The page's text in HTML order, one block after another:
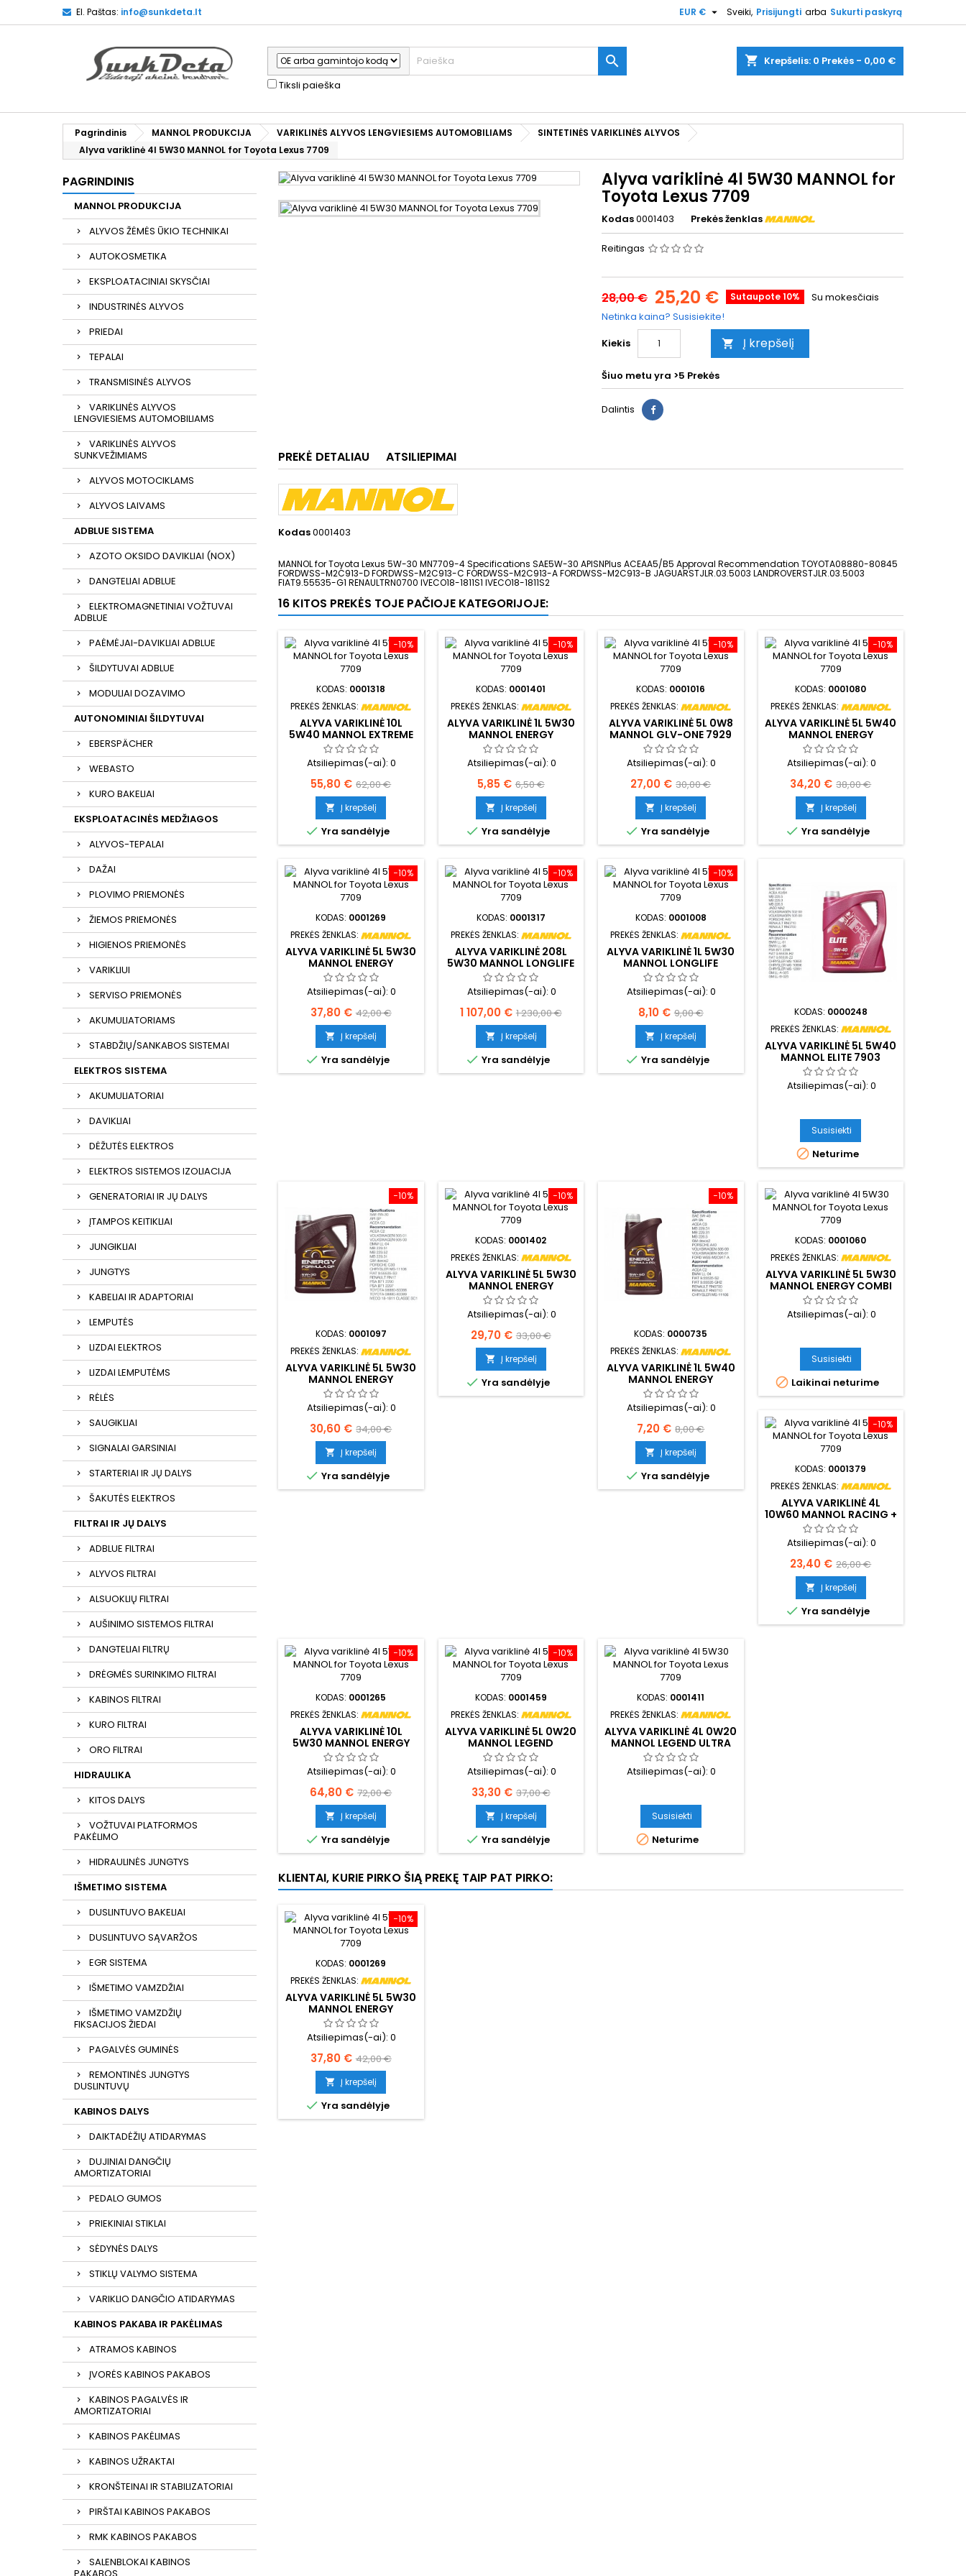
El. Paštas: info@sunkdeta.lt Sveiki, Prisijungti arba Sukurti paskyrą
EUR € 
shopping_cart Krepšelis: 0 Prekės - 0,00 €
Tiksli paieška

Pagrindinis MANNOL PRODUKCIJA VARIKLINĖS ALYVOS LENGVIESIEMS AUTOMOBILIAMS
SINTETINĖS VARIKLINĖS ALYVOS
Alyva variklinė 4l 5W30 MANNOL for Toyota Lexus 7709
PAGRINDINIS
MANNOL PRODUKCIJA
ALYVOS ŽĖMĖS ŪKIO TECHNIKAI
AUTOKOSMETIKA
EKSPLOATACINIAI SKYSČIAI
INDUSTRINĖS ALYVOS
PRIEDAI
TEPALAI
TRANSMISINĖS ALYVOS
VARIKLINĖS ALYVOS
LENGVIESIEMS AUTOMOBILIAMS
VARIKLINĖS ALYVOS
SUNKVEŽIMIAMS
ALYVOS MOTOCIKLAMS
ALYVOS LAIVAMS
ADBLUE SISTEMA
AZOTO OKSIDO DAVIKLIAI (NOX)
DANGTELIAI ADBLUE
ELEKTROMAGNETINIAI VOŽTUVAI
ADBLUE
PAĖMĖJAI-DAVIKLIAI ADBLUE
ŠILDYTUVAI ADBLUE
MODULIAI DOZAVIMO
AUTONOMINIAI ŠILDYTUVAI
EBERSPÄCHER
WEBASTO
KURO BAKELIAI
EKSPLOATACINĖS MEDŽIAGOS
ALYVOS-TEPALAI
DAŽAI
PLOVIMO PRIEMONĖS
ŽIEMOS PRIEMONĖS
HIGIENOS PRIEMONĖS
VARIKLIUI
SERVISO PRIEMONĖS
AKUMULIATORIAMS
STABDŽIŲ/SANKABOS SISTEMAI
ELEKTROS SISTEMA
AKUMULIATORIAI
DAVIKLIAI
DĖŽUTĖS ELEKTROS
ELEKTROS SISTEMOS IZOLIACIJA
GENERATORIAI IR JŲ DALYS
ĮTAMPOS KEITIKLIAI
JUNGIKLIAI
JUNGTYS
KABELIAI IR ADAPTORIAI
LEMPUTĖS
LIZDAI ELEKTROS
LIZDAI LEMPUTĖMS
RĖLĖS
SAUGIKLIAI
SIGNALAI GARSINIAI
STARTERIAI IR JŲ DALYS
ŠAKUTĖS ELEKTROS
FILTRAI IR JŲ DALYS
ADBLUE FILTRAI
ALYVOS FILTRAI
ALSUOKLIŲ FILTRAI
AUŠINIMO SISTEMOS FILTRAI
DANGTELIAI FILTRŲ
DRĖGMĖS SURINKIMO FILTRAI
KABINOS FILTRAI
KURO FILTRAI
ORO FILTRAI
HIDRAULIKA
KITOS DALYS
VOŽTUVAI PLATFORMOS
PAKĖLIMO
HIDRAULINĖS JUNGTYS
IŠMETIMO SISTEMA
DUSLINTUVO BAKELIAI
DUSLINTUVO SĄVARŽOS
EGR SISTEMA
IŠMETIMO VAMZDŽIAI
IŠMETIMO VAMZDŽIŲ
FIKSACIJOS ŽIEDAI
PAGALVĖS GUMINĖS
REMONTINĖS JUNGTYS
DUSLINTUVŲ
KABINOS DALYS
DAIKTADĖŽIŲ ATIDARYMAS
DUJINIAI DANGČIŲ
AMORTIZATORIAI
PEDALO GUMOS
PRIEKINIAI STIKLAI
SĖDYNĖS DALYS
STIKLŲ VALYMO SISTEMA
VARIKLIO DANGČIO ATIDARYMAS
KABINOS PAKABA IR PAKĖLIMAS
ATRAMOS KABINOS
ĮVORĖS KABINOS PAKABOS
KABINOS PAGALVĖS IR
AMORTIZATORIAI
KABINOS PAKĖLIMAS
KABINOS UŽRAKTAI
KRONŠTEINAI IR STABILIZATORIAI
PIRŠTAI KABINOS PAKABOS
RMK KABINOS PAKABOS
SALENBLOKAI KABINOS
Alyva variklinė 4l 5W30 MANNOL for
Toyota Lexus 7709
Kodas0001403 Prekės ženklas
Reitingas
28,00 € 25,20 € Sutaupote 10%
Su mokesčiais
Netinka kaina? Susisiekite!
Kiekis
 Į krepšelį
Šiuo metu yra >5 Prekės
Dalintis
PREKĖ DETALIAU ATSILIEPIMAI
Kodas0001403
MANNOL for Toyota Lexus 5W-30 MN7709-4 Specifications SAE5W-30 APISNPlus ACEAA5/B5 Approval Recommendation TOYOTA08880-80845
FORDWSS-M2C913-D FORDWSS-M2C913-C FORDWSS-M2C913-A FORDWSS-M2C913-B JAGUARSTJLR.03.5003 LANDROVERSTJLR.03.5003
FIAT9.55535-G1 RENAULTRN0700 IVECO18-1811S1 IVECO18-1811S2
16 KITOS PREKĖS TOJE PAČIOJE KATEGORIJOJE:
−10%
KODAS: 0001318
PREKĖS ŽENKLAS:
ALYVA VARIKLINĖ 10L
5W40 MANNOL EXTREME
7915
Atsiliepimas(-ai):0
Kaina
55,80 € Bazinė
kaina
62,00 €
 Į krepšelį
 Yra sandėlyje
−10%
KODAS: 0001401
PREKĖS ŽENKLAS:
ALYVA VARIKLINĖ 1L 5W30
MANNOL ENERGY
FORMULA FR 7707
Atsiliepimas(-ai): 0
Kaina
5,85 € Bazinė
kaina
6,50 €
 Į krepšelį
 Yra sandėlyje
−10%
KODAS: 0001016
PREKĖS ŽENKLAS:
ALYVA VARIKLINĖ 5L 0W8
MANNOL GLV-ONE 7929
Atsiliepimas(-ai):0
Kaina
27,00 € Bazinė
kaina
30,00 €
 Į krepšelį
 Yra sandėlyje
−10%
KODAS: 0001080
PREKĖS ŽENKLAS:
ALYVA VARIKLINĖ 5L 5W40
MANNOL ENERGY
FORMULA PD 7913
Atsiliepimas(-ai): 0
Kaina
34,20 € Bazinė
kaina
38,00 €
 Į krepšelį
 Yra sandėlyje
−10%
KODAS: 0001269
PREKĖS ŽENKLAS:
ALYVA VARIKLINĖ 5L 5W30
MANNOL ENERGY
FORMULA C4 7917
Atsiliepimas(-ai):0
Kaina
37,80 € Bazinė
kaina
42,00 €
 Į krepšelį
 Yra sandėlyje
−10%
KODAS: 0001317
PREKĖS ŽENKLAS:
ALYVA VARIKLINĖ 208L
5W30 MANNOL LONGLIFE
504/507 7715
Atsiliepimas(-ai): 0
Kaina
1 107,00 € Bazinė
kaina
1 230,00 €
 Į krepšelį
 Yra sandėlyje
−10%
KODAS: 0001008
PREKĖS ŽENKLAS:
ALYVA VARIKLINĖ 1L 5W30
MANNOL LONGLIFE
504/507 7715
Atsiliepimas(-ai):0
Kaina
8,10 € Bazinė
kaina
9,00 €
 Į krepšelį
 Yra sandėlyje
KODAS: 0000248
PREKĖS ŽENKLAS:
ALYVA VARIKLINĖ 5L 5W40
MANNOL ELITE 7903
Atsiliepimas(-ai): 0
Susisiekti
 Neturime
−10%
KODAS: 0001097
PREKĖS ŽENKLAS:
ALYVA VARIKLINĖ 5L 5W30
MANNOL ENERGY
FORMULA OP 7701
Atsiliepimas(-ai):0
Kaina
30,60 € Bazinė
kaina
34,00 €
 Į krepšelį
 Yra sandėlyje
−10%
KODAS: 0001402
PREKĖS ŽENKLAS:
ALYVA VARIKLINĖ 5L 5W30
MANNOL ENERGY
FORMULA FR 7707
Atsiliepimas(-ai): 0
Kaina
29,70 € Bazinė
kaina
33,00 €
 Į krepšelį
 Yra sandėlyje
−10%
KODAS: 0000735
PREKĖS ŽENKLAS:
ALYVA VARIKLINĖ 1L 5W40
MANNOL ENERGY
FORMULA PD 7913
Atsiliepimas(-ai):0
Kaina
7,20 € Bazinė
kaina
8,00 €
 Į krepšelį
 Yra sandėlyje
KODAS: 0001060
PREKĖS ŽENKLAS:
ALYVA VARIKLINĖ 5L 5W30
MANNOL ENERGY COMBI
LL 5W-30 7907
Atsiliepimas(-ai): 0
Susisiekti
 Laikinai neturime
−10%
KODAS: 0001379
PREKĖS ŽENKLAS:
ALYVA VARIKLINĖ 4L
10W60 MANNOL RACING +
ESTER 7902
Atsiliepimas(-ai): 0
Kaina
23,40 € Bazinė
kaina
26,00 €
 Į krepšelį
 Yra sandėlyje
−10%
KODAS: 0001265
PREKĖS ŽENKLAS:
ALYVA VARIKLINĖ 10L
5W30 MANNOL ENERGY
FORMULA C4 5W-30 7917
Atsiliepimas(-ai):0
Kaina
64,80 € Bazinė
kaina
72,00 €
 Į krepšelį
 Yra sandėlyje
−10%
KODAS: 0001459
PREKĖS ŽENKLAS:
ALYVA VARIKLINĖ 5L 0W20
MANNOL LEGEND
FORMULA C5 7921
Atsiliepimas(-ai): 0
Kaina
33,30 € Bazinė
kaina
37,00 €
 Į krepšelį
 Yra sandėlyje
KODAS: 0001411
PREKĖS ŽENKLAS:
ALYVA VARIKLINĖ 4L 0W20
MANNOL LEGEND ULTRA
7918
Atsiliepimas(-ai):0
Susisiekti
 Neturime
KLIENTAI, KURIE PIRKO ŠIĄ PREKĘ TAIP PAT PIRKO:
−10%
KODAS: 0001269
PREKĖS ŽENKLAS:
ALYVA VARIKLINĖ 5L 5W30
MANNOL ENERGY
FORMULA C4 7917
Atsiliepimas(-ai):0
Kaina
37,80 € Bazinė
kaina
42,00 €
 Į krepšelį
 Yra sandėlyje